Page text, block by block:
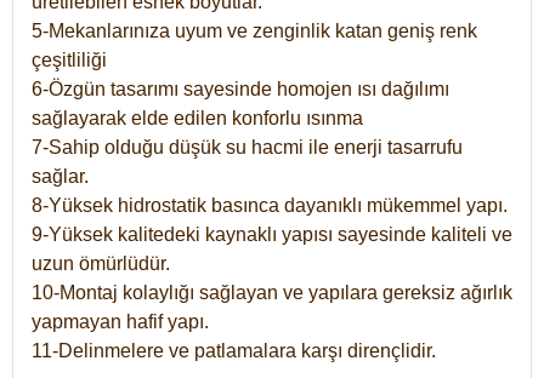
5-Mekanlarınıza uyum ve zenginlik katan geniş renk
çeşitliliği
6-Özgün tasarımı sayesinde homojen ısı dağılımı
sağlayarak elde edilen konforlu ısınma
7-Sahip olduğu düşük su hacmi ile enerji tasarrufu
sağlar.
8-Yüksek hidrostatik basınca dayanıklı mükemmel yapı.
9-Yüksek kalitedeki kaynaklı yapısı sayesinde kaliteli ve
uzun ömürlüdür.
10-Montaj kolaylığı sağlayan ve yapılara gereksiz ağırlık
yapmayan hafif yapı.
11-Delinmelere ve patlamalara karşı dirençlidir.